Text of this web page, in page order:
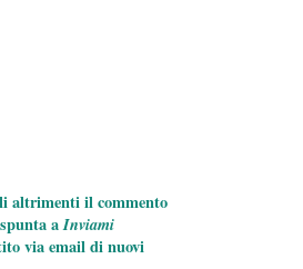
altrimenti il commento
aInviami
via email di nuovi